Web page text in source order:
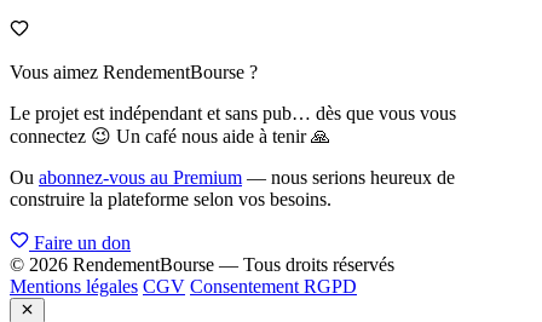
Vous aimez RendementBourse ?
Le projet est indépendant et sans pub… dès que vous vous
connectez 😉 Un café nous aide à tenir 🙏
Ou abonnez-vous au Premium — nous serions heureux de
construire la plateforme selon vos besoins.
Faire un don
© 2026 RendementBourse — Tous droits réservés
Mentions légales CGV Consentement RGPD